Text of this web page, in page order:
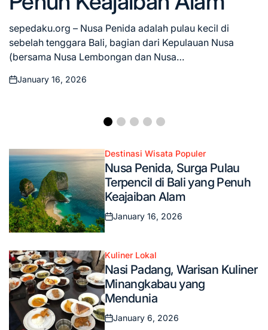
Posted
in
Destinasi Wisata Populer
Nusa Penida, Surga Pulau
Terpencil di Bali yang Penuh
Keajaiban Alam
Posted
on
January 16, 2026
Posted
in
Kuliner Lokal
Nasi Padang, Warisan Kuliner
Minangkabau yang
Mendunia
Posted
January 6, 2026
sepedaku.org – Nusa Penida adalah pulau kecil di
sebelah tenggara Bali, bagian dari Kepulauan Nusa
(bersama Nusa Lembongan dan Nusa…
Posted
January 16, 2026